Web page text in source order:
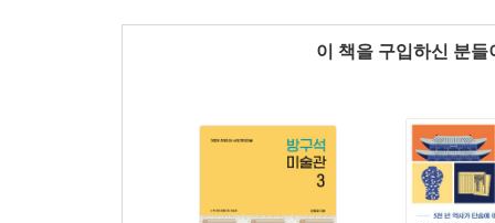
이 책을 구입하신 분